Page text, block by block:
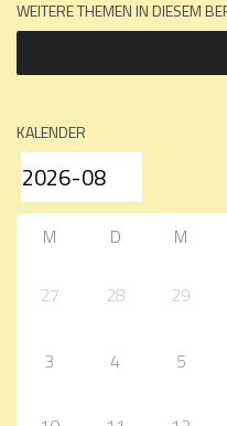
WEITERE THEMEN IN DIESEM
KALENDER
M D M
27 28 29
3 4 5